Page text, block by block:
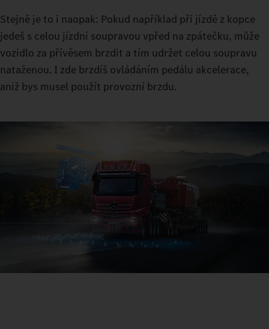
bez opotřebení spojky pro rozjezd vozidla.
Stejně je to i naopak: Pokud například při jízdě z kopce
jedeš s celou jízdní soupravou vpřed na zpátečku, může
vozidlo za přívěsem brzdit a tím udržet celou soupravu
nataženou. I zde brzdíš ovládáním pedálu akcelerace,
aniž bys musel použít provozní brzdu.